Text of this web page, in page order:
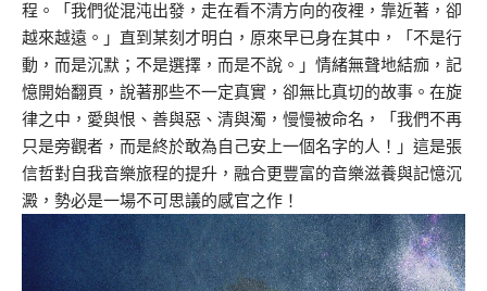
程。「我們從混沌出發，走在看不清方向的夜裡，靠近著，卻
越來越遠。」直到某刻才明白，原來早已身在其中，「不是行
動，而是沉默；不是選擇，而是不說。」情緒無聲地結痂，記
憶開始翻頁，說著那些不一定真實，卻無比真切的故事。在旋
律之中，愛與恨、善與惡、清與濁，慢慢被命名，「我們不再
只是旁觀者，而是終於敢為自己安上一個名字的人！」這是張
信哲對自我音樂旅程的提升，融合更豐富的音樂滋養與記憶沉
澱，勢必是一場不可思議的感官之作！